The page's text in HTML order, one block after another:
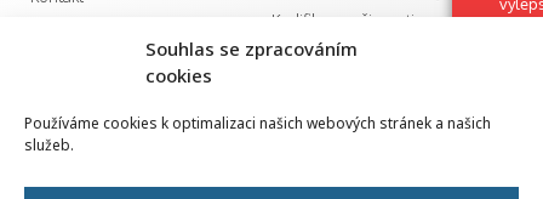
Souhlas se zpracováním
cookies
Používáme cookies k optimalizaci našich webových stránek a našich
služeb.
Kvalifikace a živnosti
GDPR
Národní pedagogický institut ČR